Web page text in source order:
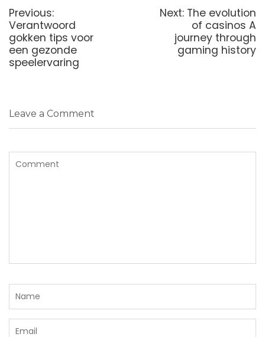
Previous:Previous
post:
Verantwoord
gokken tips voor
een gezonde
speelervaring
Next: Next
post:
The evolution
of casinos A
journey through
gaming history
Leave a Comment